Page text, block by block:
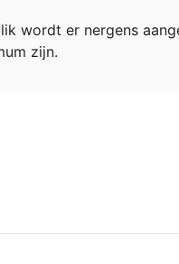
wordt er nergens
zijn.